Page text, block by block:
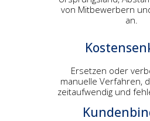
von Mitbewerbern
an.
Ersetzen oder
manuelle Verfahren,
zeitaufwendig und